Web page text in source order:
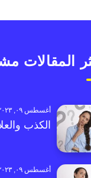
المقالات
أغسطس ٠٩, ٢٠٢٣
الكذب
أغسطس ٠٩, ٢٠٢٣